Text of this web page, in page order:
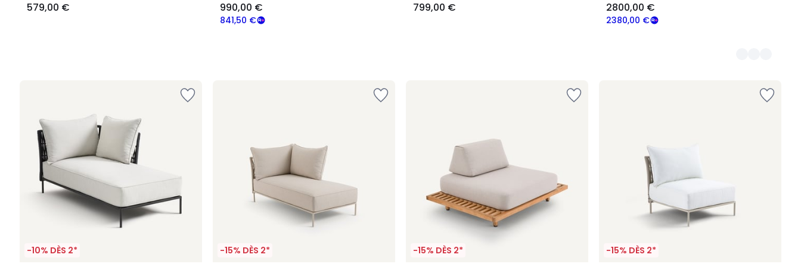
579,00 €
841,50 €
990,00 € 799,00 €
2380,00 €
2800,00 €
-10% DÈS 2* -15% DÈS 2* -15% DÈS 2* -15% DÈS 2*